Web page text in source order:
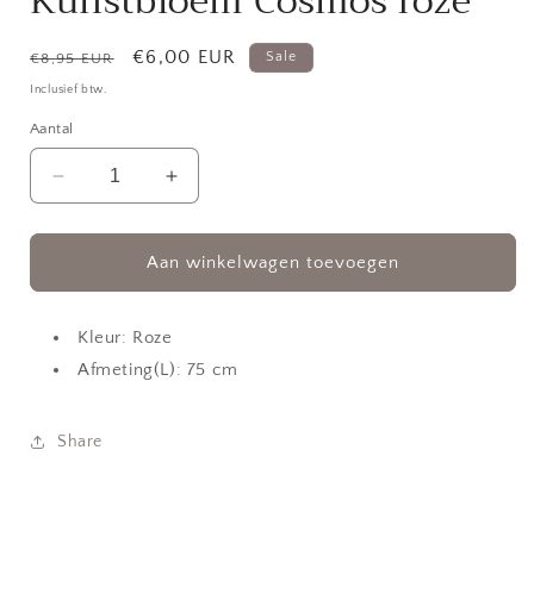
Normale
prijs
€8,95 EUR Aanbiedingsprijs
€6,00 EUR Sale
Inclusief btw.
Aantal
Aantal
verlagen
voor
Kunstbloem
Cosmos
Aantal
verhogen
voor
Kunstbloem
Cosmos
Aan winkelwagen toevoegen
Kleur: Roze
Afmeting(L): 75 cm
Share